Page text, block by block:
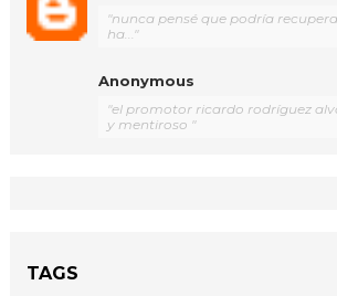
"nunca pensé que podría
ha..."
Anonymous
"el promotor ricardo rodríguez
y mentiroso "
TAGS